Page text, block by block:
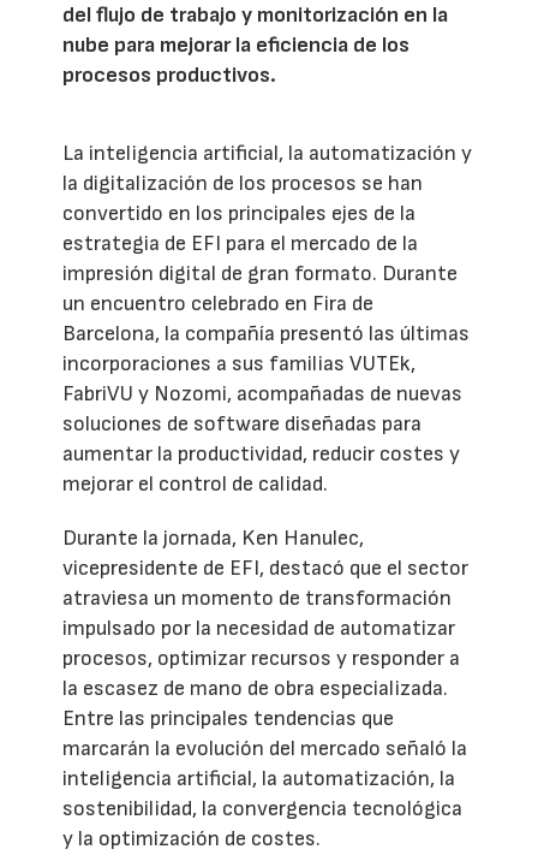
del flujo de trabajo y monitorización en la
nube para mejorar la eficiencia de los
procesos productivos.
La inteligencia artificial, la automatización y
la digitalización de los procesos se han
convertido en los principales ejes de la
estrategia de EFI para el mercado de la
impresión digital de gran formato. Durante
un encuentro celebrado en Fira de
Barcelona, la compañía presentó las últimas
incorporaciones a sus familias VUTEk,
FabriVU y Nozomi, acompañadas de nuevas
soluciones de software diseñadas para
aumentar la productividad, reducir costes y
mejorar el control de calidad.
Durante la jornada, Ken Hanulec,
vicepresidente de EFI, destacó que el sector
atraviesa un momento de transformación
impulsado por la necesidad de automatizar
procesos, optimizar recursos y responder a
la escasez de mano de obra especializada.
Entre las principales tendencias que
marcarán la evolución del mercado señaló la
inteligencia artificial, la automatización, la
sostenibilidad, la convergencia tecnológica
y la optimización de costes.